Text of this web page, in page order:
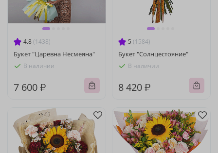
4.8 (1438)
Букет "Царевна Несмеяна"
В наличии
7 600 ₽
5 (1584)
Букет "Солнцестояние"
В наличии
8 420 ₽